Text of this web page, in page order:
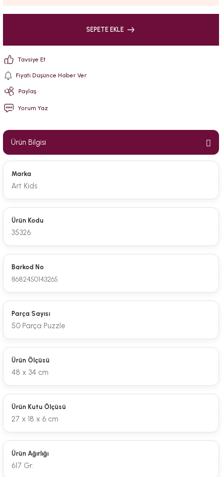
SEPETE EKLE
Tavsiye Et
Fiyatı Düşünce Haber Ver
Paylaş
Yorum Yaz
Ürün Bilgisi
Marka
Art Kids
Ürün Kodu
35326
Barkod No
8682450143265
Parça Sayısı
50 Parça Puzzle
Ürün Ölçüsü
48 x 34 cm
Ürün Kutu Ölçüsü
27 x 18 x 6 cm
Ürün Ağırlığı
617 Gr.